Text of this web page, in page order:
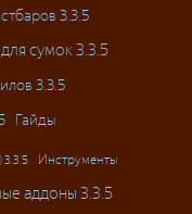
3.3.5
сумок 3.3.5
3.3.5
Гайды
3.3.5 Инструменты
аддоны 3.3.5